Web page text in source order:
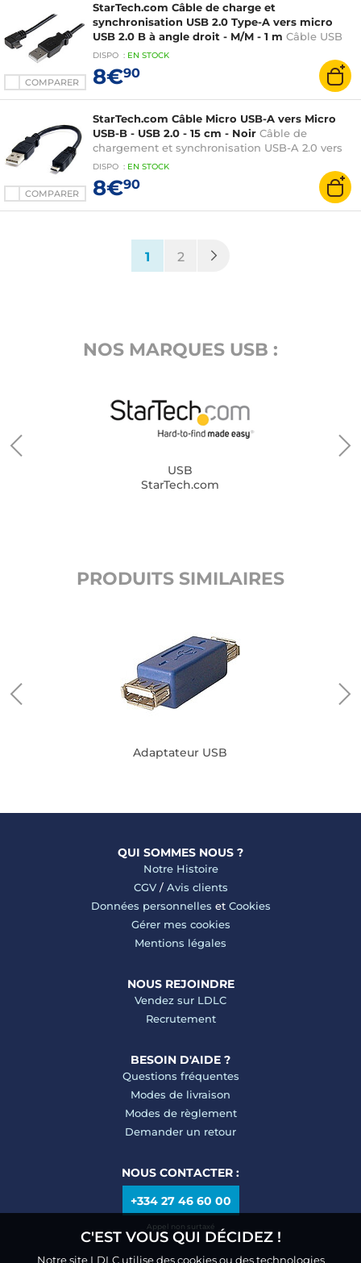
COMPARER
StarTech.com Câble de charge et
synchronisation USB 2.0 Type-A vers micro
USB 2.0 B à angle droit - M/M - 1 m Câble USB
2.0 Type-A vers micro USB 2.0 B coudé vers la
droite (Mâle/Mâle - 1 m)
DISPO : EN STOCK
8€90
COMPARER
StarTech.com Câble Micro USB-A vers Micro
USB-B - USB 2.0 - 15 cm - Noir Câble de
chargement et synchronisation USB-A 2.0 vers
micro-USB 2.0 Type-B - 15 cm - Noir
DISPO : EN STOCK
8€90
1 (current)
2
NOS MARQUES USB :
USB
StarTech.com
PRODUITS SIMILAIRES
Adaptateur USB
QUI SOMMES NOUS ?
Notre Histoire
CGV/ Avis clients
Données personnelles et Cookies
Gérer mes cookies
Mentions légales
NOUS REJOINDRE
Vendez sur LDLC
Recrutement
BESOIN D'AIDE ?
Questions fréquentes
Modes de livraison
Modes de règlement
Demander un retour
NOUS CONTACTER :
+334 27 46 60 00
Appel non surtaxé
C'EST VOUS QUI DÉCIDEZ !
Notre site LDLC utilise des cookies ou des technologies